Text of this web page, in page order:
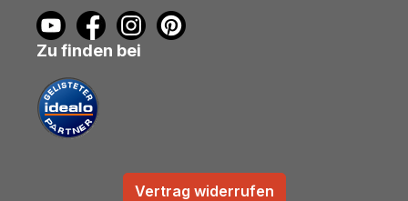
Zu finden bei
Vertrag widerrufen